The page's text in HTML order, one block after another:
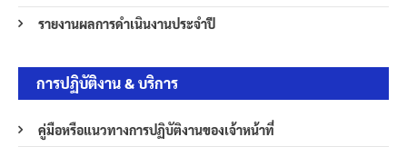
รายงานผลการดำเนินงานประจำปี
การปฏิบัติงาน & บริการ
คู่มือหรือแนวทางการปฏิบัติงานของเจ้าหน้าที่